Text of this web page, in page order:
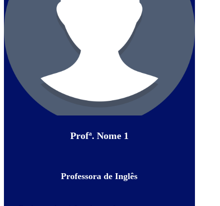
Profª. Nome 1
Professora de Inglês